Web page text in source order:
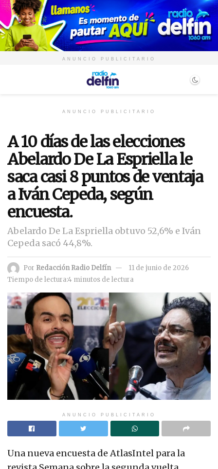
ANUNCIO PUBLICITARIO
ANUNCIO PUBLICITARIO
A 10 días de las elecciones
Abelardo De La Espriella le
saca casi 8 puntos de ventaja
a Iván Cepeda, según
encuesta.
Abelardo De La Espriella obtuvo 52,6% e Iván
Cepeda sacó 44,8%.
Por Redacción Radio Delfín
11 de junio de 2026
Tiempo de lectura:4 minutos de lectura
ANUNCIO PUBLICITARIO
Una nueva encuesta de AtlasIntel para la